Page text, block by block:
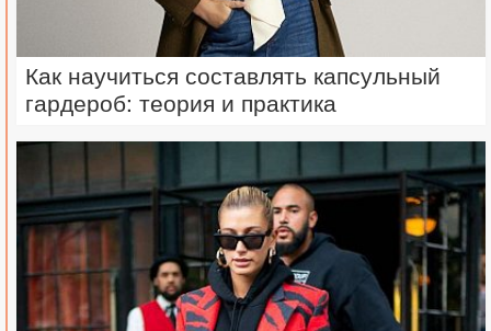
Как научиться составлять капсульный
гардероб: теория и практика